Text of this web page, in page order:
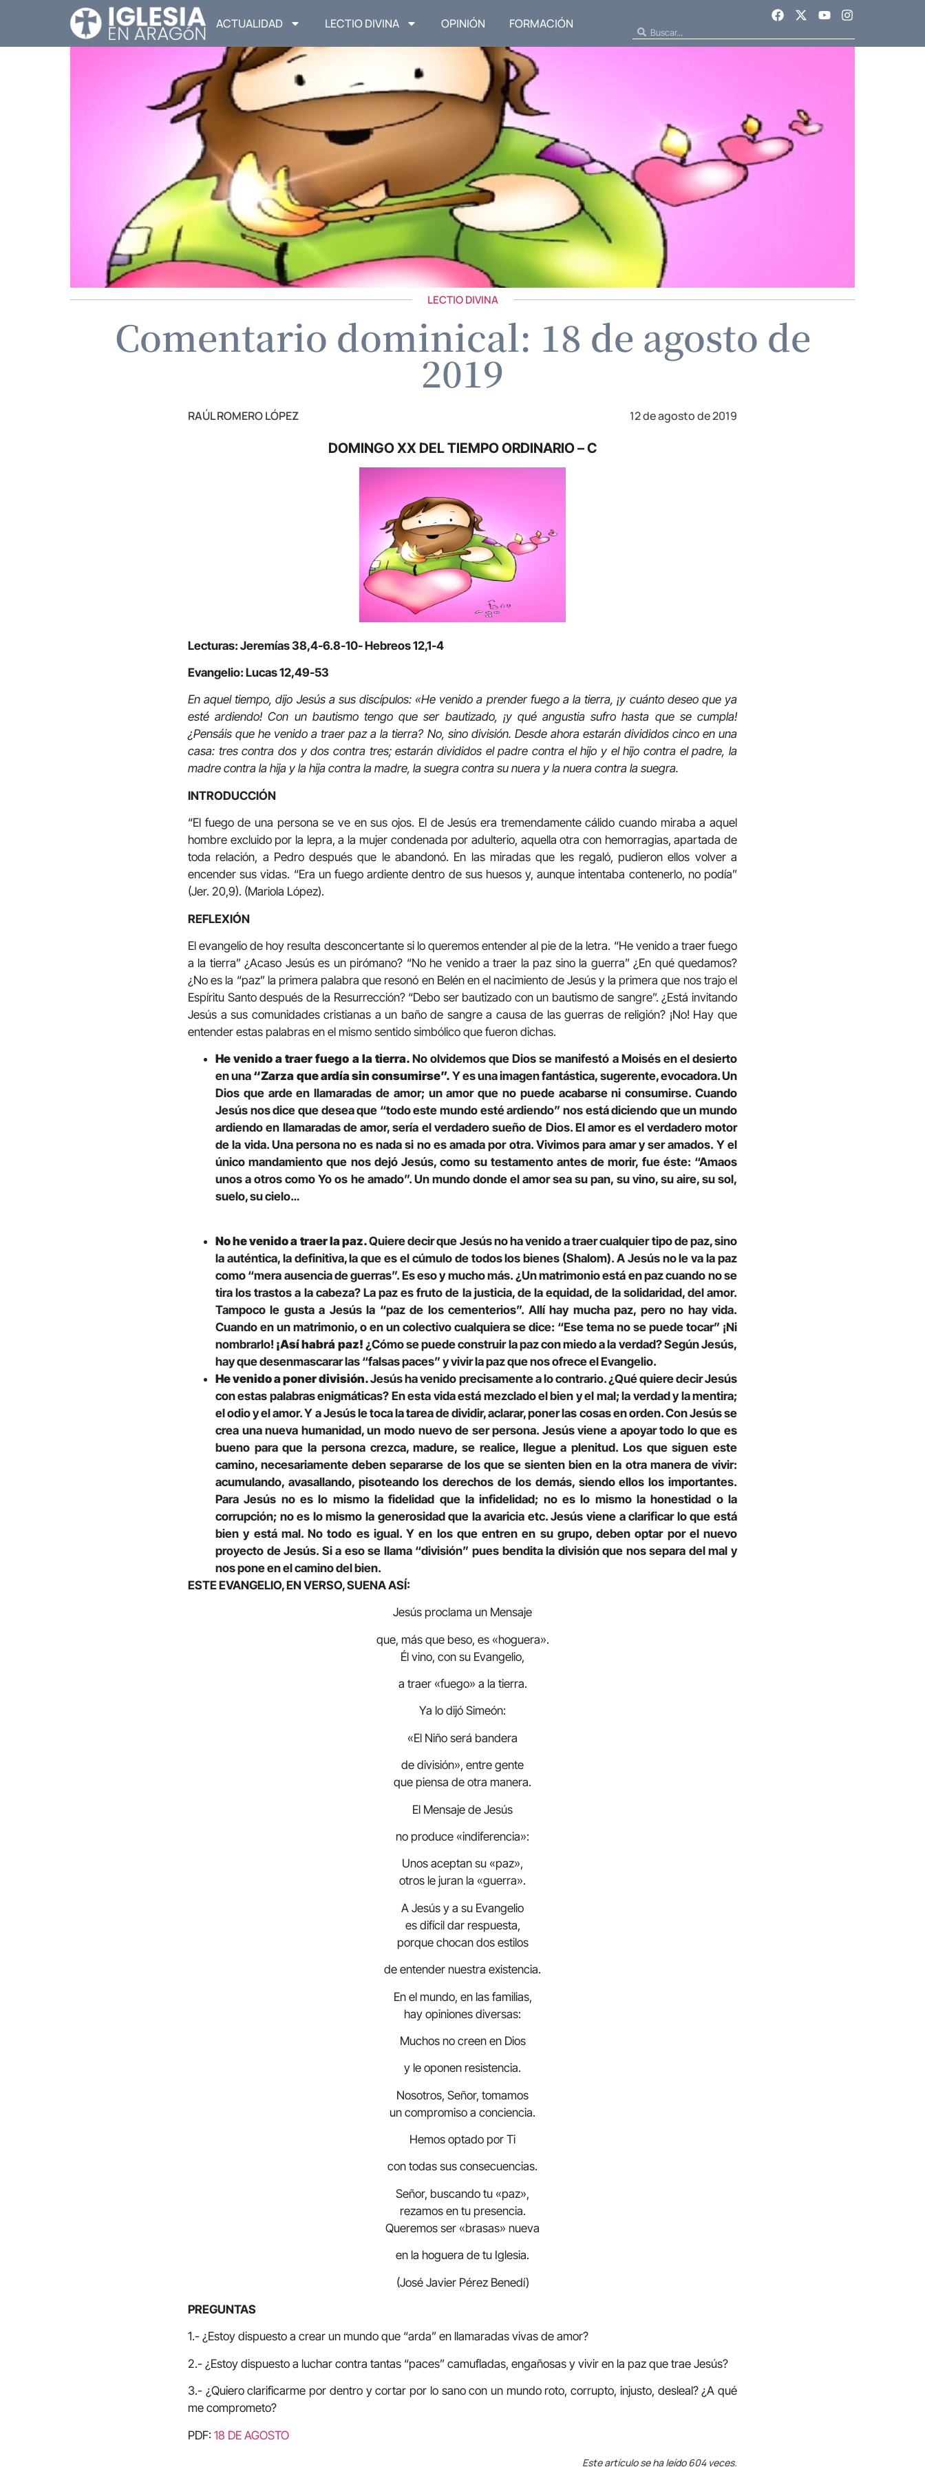
ACTUALIDAD LECTIO DIVINA OPINIÓN FORMACIÓN
LECTIO DIVINA
Comentario dominical: 18 de agosto de
2019
RAÚL ROMERO LÓPEZ 12 de agosto de 2019
DOMINGO XX DEL TIEMPO ORDINARIO – C
Lecturas: Jeremías 38,4-6.8-10- Hebreos 12,1-4
Evangelio: Lucas 12,49-53
En aquel tiempo, dijo Jesús a sus discípulos: «He venido a prender fuego a la tierra, ¡y cuánto deseo que ya
esté ardiendo! Con un bautismo tengo que ser bautizado, ¡y qué angustia sufro hasta que se cumpla!
¿Pensáis que he venido a traer paz a la tierra? No, sino división. Desde ahora estarán divididos cinco en una
casa: tres contra dos y dos contra tres; estarán divididos el padre contra el hijo y el hijo contra el padre, la
madre contra la hija y la hija contra la madre, la suegra contra su nuera y la nuera contra la suegra.
INTRODUCCIÓN
“El fuego de una persona se ve en sus ojos. El de Jesús era tremendamente cálido cuando miraba a aquel
hombre excluido por la lepra, a la mujer condenada por adulterio, aquella otra con hemorragias, apartada de
toda relación, a Pedro después que le abandonó. En las miradas que les regaló, pudieron ellos volver a
encender sus vidas. “Era un fuego ardiente dentro de sus huesos y, aunque intentaba contenerlo, no podía”
(Jer. 20,9). (Mariola López).
REFLEXIÓN
El evangelio de hoy resulta desconcertante si lo queremos entender al pie de la letra. “He venido a traer fuego
a la tierra” ¿Acaso Jesús es un pirómano? “No he venido a traer la paz sino la guerra” ¿En qué quedamos?
¿No es la “paz” la primera palabra que resonó en Belén en el nacimiento de Jesús y la primera que nos trajo el
Espíritu Santo después de la Resurrección? “Debo ser bautizado con un bautismo de sangre”. ¿Está invitando
Jesús a sus comunidades cristianas a un baño de sangre a causa de las guerras de religión? ¡No! Hay que
entender estas palabras en el mismo sentido simbólico que fueron dichas.
He venido a traer fuego a la tierra. No olvidemos que Dios se manifestó a Moisés en el desierto
en una “Zarza que ardía sin consumirse”. Y es una imagen fantástica, sugerente, evocadora. Un
Dios que arde en llamaradas de amor; un amor que no puede acabarse ni consumirse. Cuando
Jesús nos dice que desea que “todo este mundo esté ardiendo” nos está diciendo que un mundo
ardiendo en llamaradas de amor, sería el verdadero sueño de Dios. El amor es el verdadero motor
de la vida. Una persona no es nada si no es amada por otra. Vivimos para amar y ser amados. Y el
único mandamiento que nos dejó Jesús, como su testamento antes de morir, fue éste: “Amaos
unos a otros como Yo os he amado”. Un mundo donde el amor sea su pan, su vino, su aire, su sol,
suelo, su cielo…
No he venido a traer la paz.Quiere decir que Jesús no ha venido a traer cualquier tipo de paz, sino
la auténtica, la definitiva, la que es el cúmulo de todos los bienes (Shalom). A Jesús no le va la paz
como “mera ausencia de guerras”. Es eso y mucho más. ¿Un matrimonio está en paz cuando no se
tira los trastos a la cabeza? La paz es fruto de la justicia, de la equidad, de la solidaridad, del amor.
Tampoco le gusta a Jesús la “paz de los cementerios”. Allí hay mucha paz, pero no hay vida.
Cuando en un matrimonio, o en un colectivo cualquiera se dice: “Ese tema no se puede tocar” ¡Ni
nombrarlo! ¡Así habrá paz! ¿Cómo se puede construir la paz con miedo a la verdad? Según Jesús,
hay que desenmascarar las “falsas paces” y vivir la paz que nos ofrece el Evangelio.
He venido a poner división.Jesús ha venido precisamente a lo contrario. ¿Qué quiere decir Jesús
con estas palabras enigmáticas? En esta vida está mezclado el bien y el mal; la verdad y la mentira;
el odio y el amor. Y a Jesús le toca la tarea de dividir, aclarar, poner las cosas en orden. Con Jesús se
crea una nueva humanidad, un modo nuevo de ser persona. Jesús viene a apoyar todo lo que es
bueno para que la persona crezca, madure, se realice, llegue a plenitud. Los que siguen este
camino, necesariamente deben separarse de los que se sienten bien en la otra manera de vivir:
acumulando, avasallando, pisoteando los derechos de los demás, siendo ellos los importantes.
Para Jesús no es lo mismo la fidelidad que la infidelidad; no es lo mismo la honestidad o la
corrupción; no es lo mismo la generosidad que la avaricia etc. Jesús viene a clarificar lo que está
bien y está mal. No todo es igual. Y en los que entren en su grupo, deben optar por el nuevo
proyecto de Jesús. Si a eso se llama “división” pues bendita la división que nos separa del mal y
nos pone en el camino del bien.
ESTE EVANGELIO, EN VERSO, SUENA ASÍ:
Jesús proclama un Mensaje
que, más que beso, es «hoguera».
Él vino, con su Evangelio,
a traer «fuego» a la tierra.
Ya lo dijó Simeón:
«El Niño será bandera
de división», entre gente
que piensa de otra manera.
El Mensaje de Jesús
no produce «indiferencia»:
Unos aceptan su «paz»,
otros le juran la «guerra».
A Jesús y a su Evangelio
es difícil dar respuesta,
porque chocan dos estilos
de entender nuestra existencia.
En el mundo, en las familias,
hay opiniones diversas:
Muchos no creen en Dios
y le oponen resistencia.
Nosotros, Señor, tomamos
un compromiso a conciencia.
Hemos optado por Ti
con todas sus consecuencias.
Señor, buscando tu «paz»,
rezamos en tu presencia.
Queremos ser «brasas» nueva
en la hoguera de tu Iglesia.
(José Javier Pérez Benedí)
PREGUNTAS
1.- ¿Estoy dispuesto a crear un mundo que “arda” en llamaradas vivas de amor?
2.- ¿Estoy dispuesto a luchar contra tantas “paces” camufladas, engañosas y vivir en la paz que trae Jesús?
3.- ¿Quiero clarificarme por dentro y cortar por lo sano con un mundo roto, corrupto, injusto, desleal? ¿A qué
me comprometo?
PDF: 18 DE AGOSTO
Este artículo se ha leído 604 veces.